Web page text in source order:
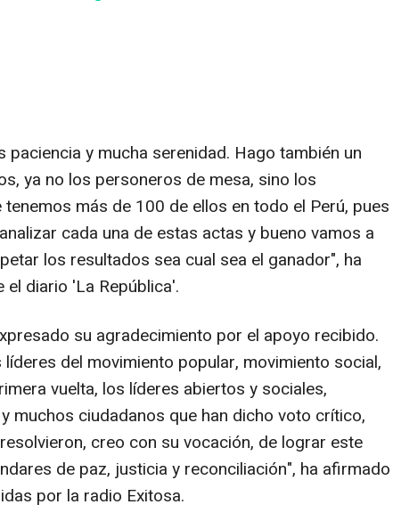
y mucha serenidad. Hago también un
ya no los personeros de mesa, sino los
más de 100 de ellos en todo el Perú, pues
cada una de estas actas y bueno vamos a
los resultados sea cual sea el ganador", ha
diario 'La República'.
su agradecimiento por el apoyo recibido.
del movimiento popular, movimiento social,
vuelta, los líderes abiertos y sociales,
muchos ciudadanos que han dicho voto crítico,
creo con su vocación, de lograr este
de paz, justicia y reconciliación", ha afirmado
por la radio Exitosa.